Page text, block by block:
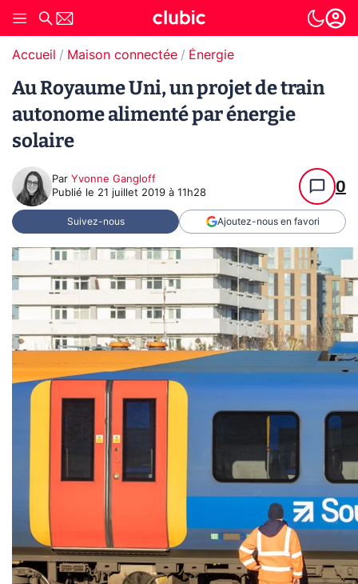
Accueil Maison connectée Énergie
Au Royaume Uni, un projet de train
autonome alimenté par énergie
solaire
Par Yvonne Gangloff
Publié le 21 juillet 2019 à 11h28 0
Suivez-nous Ajoutez-nous en favori